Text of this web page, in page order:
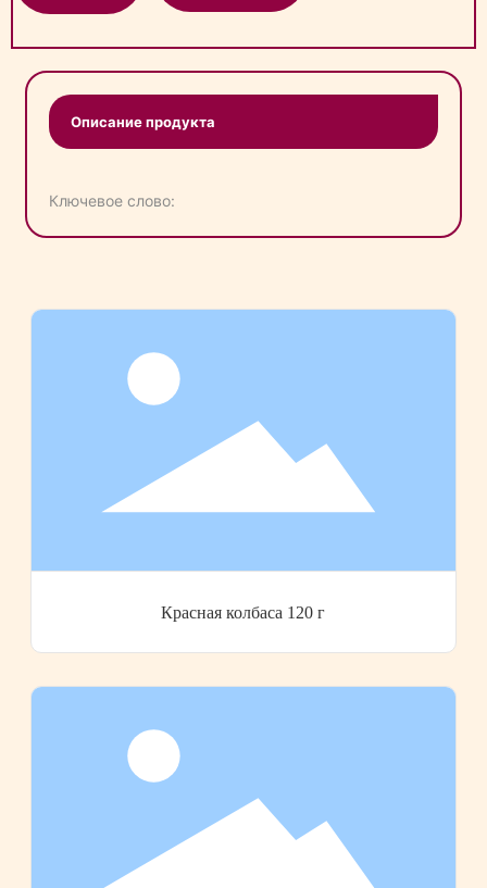
Описание продукта
Ключевое слово:
Красная колбаса 120 г